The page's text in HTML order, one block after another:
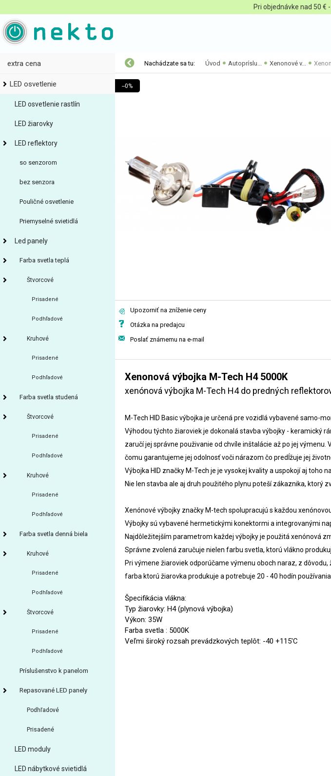
Pri objednávke nad 50 €
extra cena
LED osvetlenie
LED osvetlenie rastlín
LED žiarovky
LED reflektory
so senzorom
bez senzora
Pouličné osvetlenie
Priemyselné svietidlá
Led panely
Farba svetla teplá
Štvorcové
Prisadené
Podhľadové
Kruhové
Prisadené
Podhľadové
Farba svetla studená
Štvorcové
Prisadené
Podhľadové
Kruhové
Prisadené
Podhľadové
Farba svetla denná biela
Kruhové
Prisadené
Podhľadové
Štvorcové
Prisadené
Podhľadové
Príslušenstvo k panelom
Repasované LED panely
Podhľadové
Prisadené
LED moduly
LED nábytkové svietidlá
Nachádzate sa tu: Úvod Autopríslu... Xenonové v...
--0%
Upozorniť na zníženie ceny
Otázka na predajcu
Poslať známemu na e-mail
Xenonová výbojka M-Tech H4 5000K
xenónová výbojka M-Tech H4 do predných
M-Tech HID Basic výbojka je určená pre vozidlá vybavené samo-
Výhodou týchto žiaroviek je dokonalá stavba výbojky - keramický
zaručí jej správne použivanie od chvíle inštalácie až po jej
čomu garantujeme jej odolnosť voči nárazom čo predĺžuje jej
Výbojka HID značky M-Tech je je vysokej kvality a uspokojí aj toho
Nie len stavba ale aj druh použitého plynu poteší zákaznika, ktorý
Xenónové výbojky značky M-tech spolupracujú s každou
Výbojky sú vybavené hermetickými konektormi a integrovanými
Najdôležitejším parametrom každej výbojky je použitá xenónová
Správne zvolená zaručuje nielen farbu svetla, ktorú vlákno
Pri výmene žiaroviek odporúčame výmenu oboch naraz, z
farba ktorú žiarovka produkuje a potrebuje 20 - 40 hodín
Špecifikácia vlákna:
Typ žiarovky: H4 (plynová výbojka)
Výkon: 35W
Farba svetla : 5000K
Veľmi široký rozsah prevádzkových teplôt: -40 +115'C